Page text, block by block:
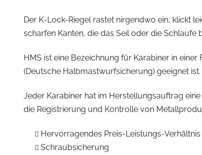
Der K-Lock-Riegel rastet nirgendwo ein, klickt
scharfen Kanten, die das Seil oder die Schlaufe
HMS ist eine Bezeichnung für Karabiner in
(Deutsche Halbmastwurfsicherung) geeignet ist.
Jeder Karabiner hat im Herstellungsauftrag
die Registrierung und Kontrolle von
Hervorragendes Preis-Leistungs-Verhältnis
Schraubsicherung